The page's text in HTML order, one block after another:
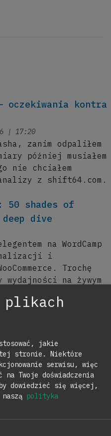
— oczekiwania kontra
| at
17:20
zanim odpaliłem
później musiałem
nie chciałem
z shift64.com.
50 shades of
deep dive
na WordCamp
i
Trochę
na żywym
dla WooCommerce
jedno, ale czy Twój
Playwright
automatycznie. Oto
motywu
plikach
jakie
stronie. Niektóre
serwisu, więc
na Twoje doświadczenia
dowiedzieć się więcej,
polityka